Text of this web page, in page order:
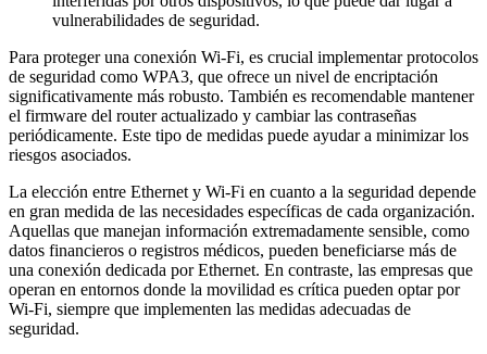
vulnerabilidades de seguridad.
Para proteger una conexión Wi-Fi, es crucial implementar protocolos
de seguridad como WPA3, que ofrece un nivel de encriptación
significativamente más robusto. También es recomendable mantener
el firmware del router actualizado y cambiar las contraseñas
periódicamente. Este tipo de medidas puede ayudar a minimizar los
riesgos asociados.
La elección entre Ethernet y Wi-Fi en cuanto a la seguridad depende
en gran medida de las necesidades específicas de cada organización.
Aquellas que manejan información extremadamente sensible, como
datos financieros o registros médicos, pueden beneficiarse más de
una conexión dedicada por Ethernet. En contraste, las empresas que
operan en entornos donde la movilidad es crítica pueden optar por
Wi-Fi, siempre que implementen las medidas adecuadas de
seguridad.